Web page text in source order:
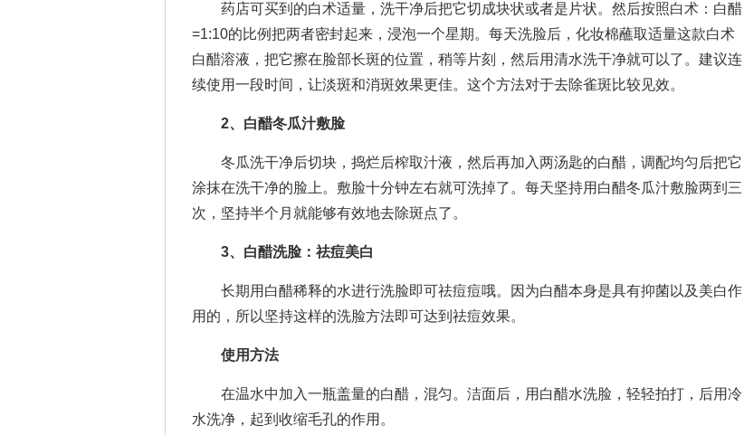
药店可买到的白术适量，洗干净后把它切成块状或者是片状。然后按照白术：白醋
=1:10的比例把两者密封起来，浸泡一个星期。每天洗脸后，化妆棉蘸取适量这款白术
白醋溶液，把它擦在脸部长斑的位置，稍等片刻，然后用清水洗干净就可以了。建议连
续使用一段时间，让淡斑和消斑效果更佳。这个方法对于去除雀斑比较见效。
2、白醋冬瓜汁敷脸
冬瓜洗干净后切块，捣烂后榨取汁液，然后再加入两汤匙的白醋，调配均匀后把它
涂抹在洗干净的脸上。敷脸十分钟左右就可洗掉了。每天坚持用白醋冬瓜汁敷脸两到三
次，坚持半个月就能够有效地去除斑点了。
3、白醋洗脸：祛痘美白
长期用白醋稀释的水进行洗脸即可祛痘痘哦。因为白醋本身是具有抑菌以及美白作
用的，所以坚持这样的洗脸方法即可达到祛痘效果。
使用方法
在温水中加入一瓶盖量的白醋，混匀。洁面后，用白醋水洗脸，轻轻拍打，后用冷
水洗净，起到收缩毛孔的作用。